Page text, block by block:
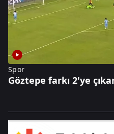
Spor
Göztepe farkı 2'ye